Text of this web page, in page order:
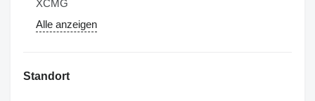
Alle anzeigen
Standort